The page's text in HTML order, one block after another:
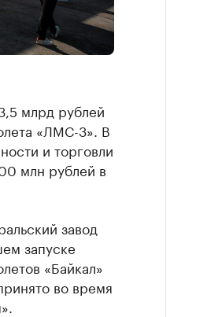
млрд рублей
«ЛМС-3». В
и торговли
млн рублей в
завод
запуске
«Байкал»
во время